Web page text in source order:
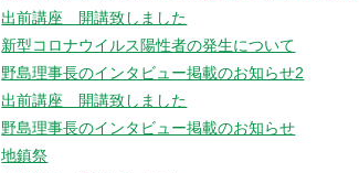
出前講座 開講致しました
新型コロナウイルス陽性者の発生について
野島理事長のインタビュー掲載のお知らせ2
出前講座 開講致しました
野島理事長のインタビュー掲載のお知らせ
地鎮祭